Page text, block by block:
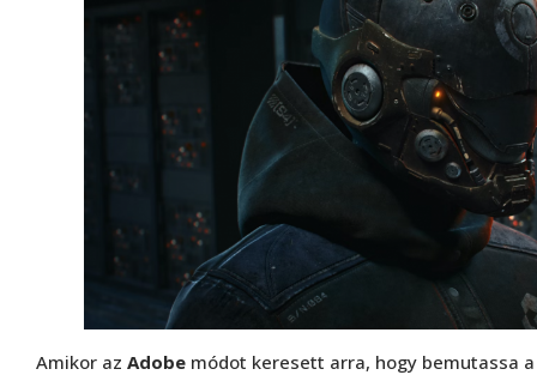
Amikor az Adobe módot keresett arra, hogy bemutassa